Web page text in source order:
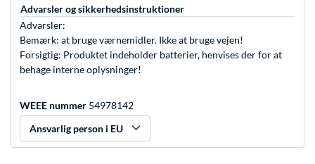
Advarsler og sikkerhedsinstruktioner
Advarsler:
Bemærk: at bruge værnemidler. Ikke at bruge vejen!
Forsigtig: Produktet indeholder batterier, henvises der for at
behage interne oplysninger!
WEEE nummer 54978142
Ansvarlig person i EU